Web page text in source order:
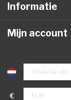
Informatie
Mijn account
€